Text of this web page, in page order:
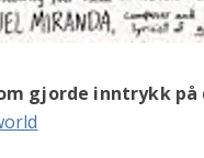
gjorde inntrykk på